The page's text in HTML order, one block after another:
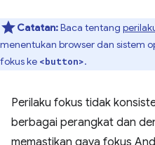
Catatan:Baca tentang
menentukan browser dan sistem
fokus ke <button>.
Perilaku fokus tidak
berbagai perangkat dan
memastikan gaya fokus